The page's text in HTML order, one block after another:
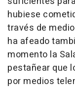
hubiese
través de
ha afeado
momento la
pestañear que
por medios